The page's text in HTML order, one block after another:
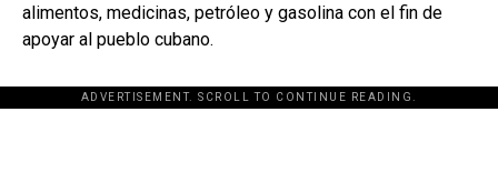
alimentos, medicinas, petróleo y gasolina con el fin de
apoyar al pueblo cubano.
ADVERTISEMENT. SCROLL TO CONTINUE READING.
[adsforwp id="243463"]